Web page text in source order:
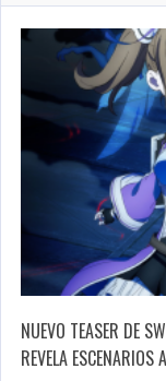
NUEVO TEASER DE
REVELA